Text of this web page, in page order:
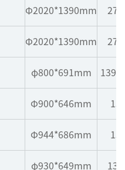
Φ2020*1390mm
Φ2020*1390mm
φ800*691mm
Φ900*646mm
Φ944*686mm
φ930*649mm